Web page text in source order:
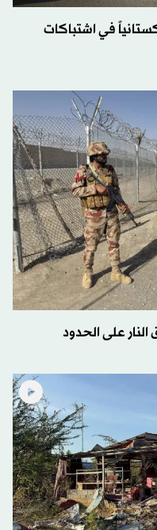
30 جندياً باكستانياً في اشتباكات
النار على الحدود